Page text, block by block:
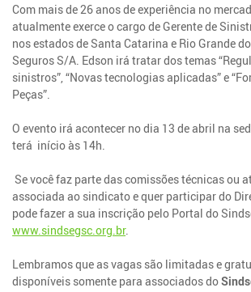
Com mais de 26 anos de experiência no
atualmente exerce o cargo de Gerente de
nos estados de Santa Catarina e Rio Grande
Seguros S/A. Edson irá tratar dos temas
sinistros”, “Novas tecnologias aplicadas” e
Peças”.
O evento irá acontecer no dia 13 de abril na
terá início às 14h.
Se você faz parte das comissões técnicas ou
associada ao sindicato e quer participar do
pode fazer a sua inscrição pelo Portal do
www.sindsegsc.org.br.
Lembramos que as vagas são limitadas e
disponíveis somente para associados do